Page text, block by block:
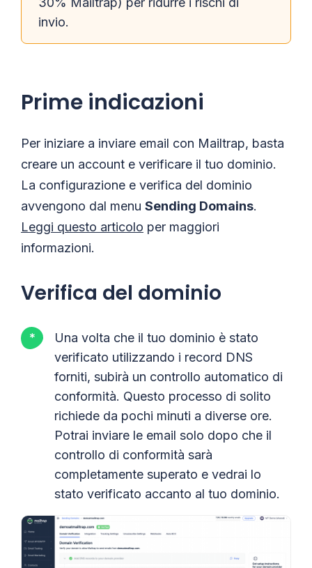
invio.
Prime indicazioni
Per iniziare a inviare email con Mailtrap, basta
creare un account e verificare il tuo dominio.
La configurazione e verifica del dominio
avvengono dal menu Sending Domains.
Leggi questo articolo per maggiori
informazioni.
Verifica del dominio
Una volta che il tuo dominio è stato
verificato utilizzando i record DNS
forniti, subirà un controllo automatico di
conformità. Questo processo di solito
richiede da pochi minuti a diverse ore.
Potrai inviare le email solo dopo che il
controllo di conformità sarà
completamente superato e vedrai lo
stato verificato accanto al tuo dominio.